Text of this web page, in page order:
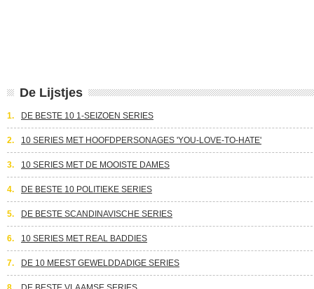
De Lijstjes
1. DE BESTE 10 1-SEIZOEN SERIES
2. 10 SERIES MET HOOFDPERSONAGES 'YOU-LOVE-TO-HATE'
3. 10 SERIES MET DE MOOISTE DAMES
4. DE BESTE 10 POLITIEKE SERIES
5. DE BESTE SCANDINAVISCHE SERIES
6. 10 SERIES MET REAL BADDIES
7. DE 10 MEEST GEWELDDADIGE SERIES